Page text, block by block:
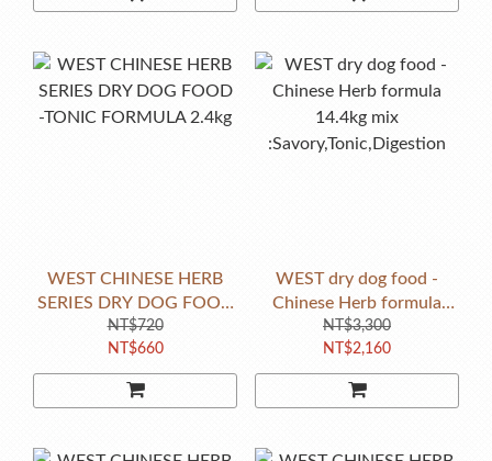
WEST CHINESE HERB
SERIES DRY DOG FOOD
-TONIC FORMULA 2.4kg
NT$720
NT$660
WEST dry dog food -
Chinese Herb formula
14.4kg mix
:Savory,Tonic,Digestion
NT$3,300
NT$2,160